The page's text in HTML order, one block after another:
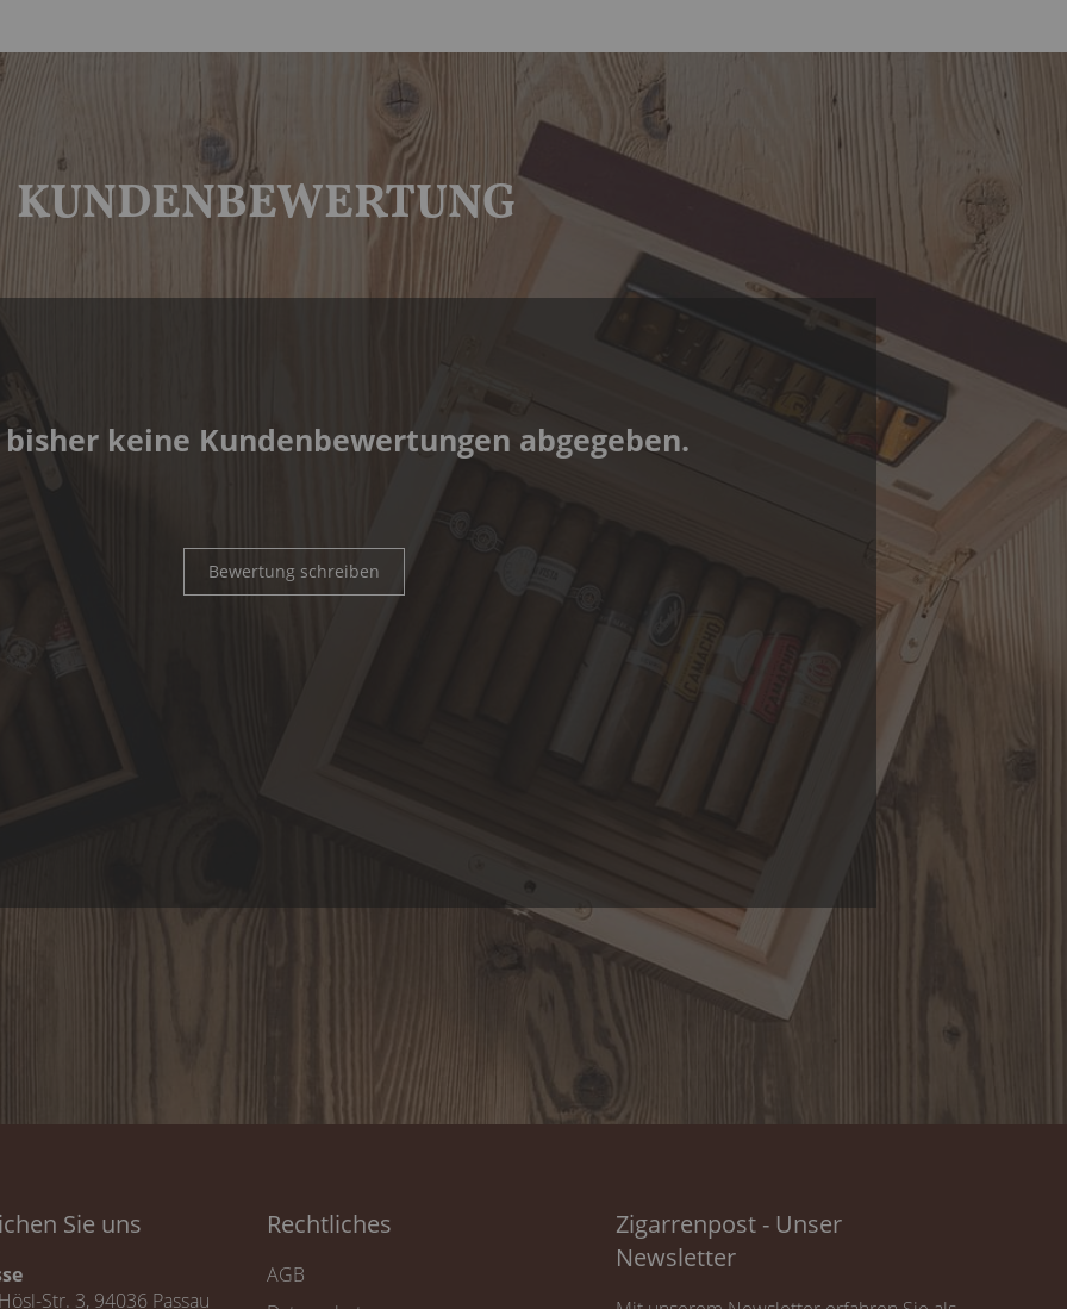
KUNDENBEWERTUNG
bisher keine Kundenbewertungen abgegeben.
Bewertung schreiben
Sie uns
Str. 3, 94036 Passau
Rechtliches
AGB
Zigarrenpost - Unser
Newsletter